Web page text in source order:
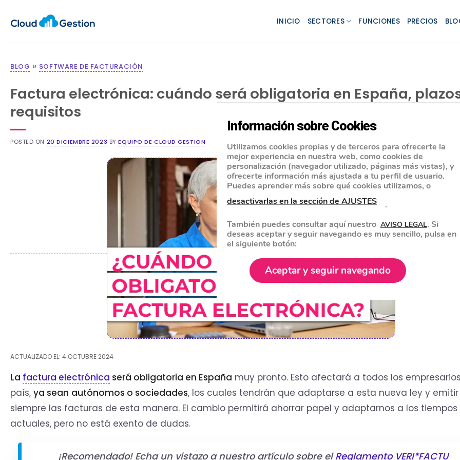
INICIO SECTORES FUNCIONES PRECIOS
BLOG » SOFTWARE DE FACTURACIÓN
Factura electrónica: cuándo será obligatoria en España,
requisitos
POSTED ON 20 DICIEMBRE 2023 BYEQUIPO DE CLOUD GESTION
ACTUALIZADO EL: 4 OCTUBRE 2024
La factura electrónica será obligatoria en España muy pronto. Esto afectará a todos los
país, ya sean autónomos o sociedades, los cuales tendrán que adaptarse a esta nueva ley y emitir
siempre las facturas de esta manera. El cambio permitirá ahorrar papel y adaptarnos a los tiempos
actuales, pero no está exento de dudas.
¡Recomendado! Echa un vistazo a nuestro artículo sobre elReglamento VERI*FACTU
Información sobre Cookies
Utilizamos cookies propias y de terceros para ofrecerte la
mejor experiencia en nuestra web, como cookies de
personalización (navegador utilizado, páginas más vistas), y
ofrecerte información más ajustada a tu perfil de usuario.
Puedes aprender más sobre qué cookies utilizamos, o
desactivarlas en la sección de AJUSTES
.
También puedes consultar aquí nuestro AVISO LEGAL. Si
deseas aceptar y seguir navegando es muy sencillo, pulsa en
el siguiente botón:
Aceptar y seguir navegando